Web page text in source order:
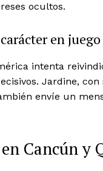
ocultos.
en juego
intenta
Jardine,
envíe un
Cancún y